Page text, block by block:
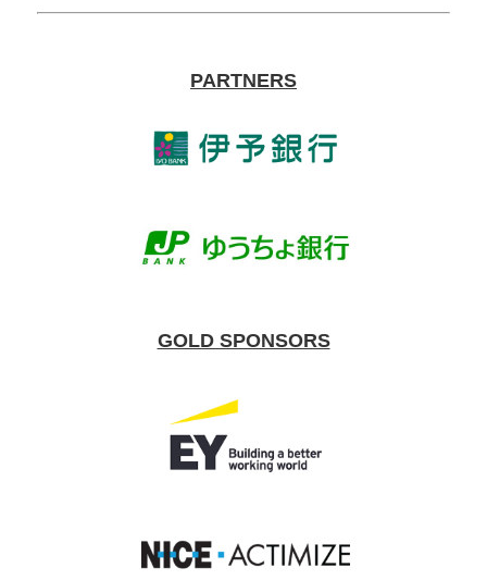
PARTNERS
GOLD SPONSORS